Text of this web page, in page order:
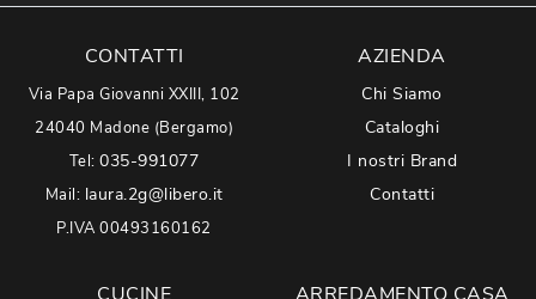
CONTATTI
Via Papa Giovanni XXIII, 102
24040 Madone (Bergamo)
Tel:035-991077
Mail: laura.2g@libero.it
P.IVA 00493160162
AZIENDA
Chi Siamo
Cataloghi
I nostri Brand
Contatti
CUCINE ARREDAMENTO CASA